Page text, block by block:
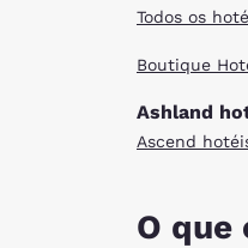
Todos os
Boutique
Ashland
Ascend
O que